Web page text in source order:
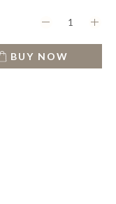
BUY NOW